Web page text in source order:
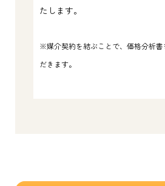
たします。
※媒介契約を結ぶことで、価格分析書
だきます。